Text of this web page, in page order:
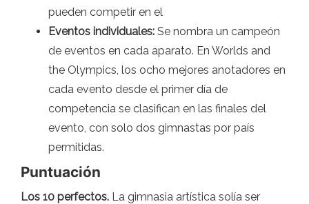
pueden competir en el
Eventos individuales: Se nombra un campeón
de eventos en cada aparato. En Worlds and
the Olympics, los ocho mejores anotadores en
cada evento desde el primer día de
competencia se clasifican en las finales del
evento, con solo dos gimnastas por país
permitidas.
Puntuación
Los 10 perfectos. La gimnasia artística solía ser